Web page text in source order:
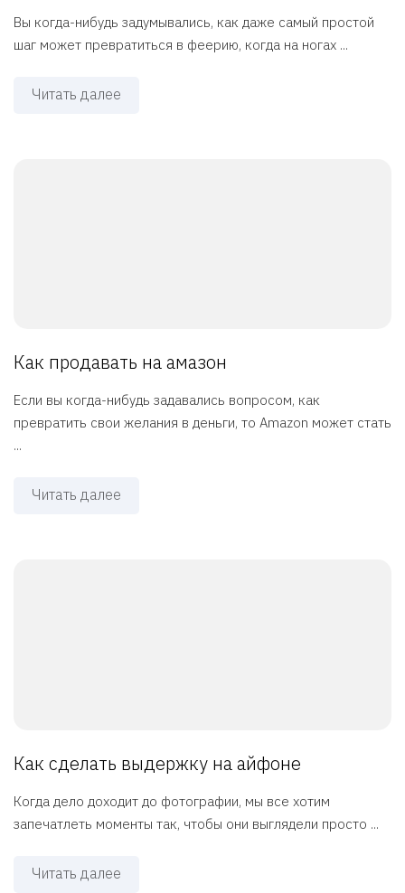
Вы когда-нибудь задумывались, как даже самый простой
шаг может превратиться в феерию, когда на ногах ...
Читать далее
Как продавать на амазон
Если вы когда-нибудь задавались вопросом, как
превратить свои желания в деньги, то Amazon может стать
...
Читать далее
Как сделать выдержку на айфоне
Когда дело доходит до фотографии, мы все хотим
запечатлеть моменты так, чтобы они выглядели просто ...
Читать далее